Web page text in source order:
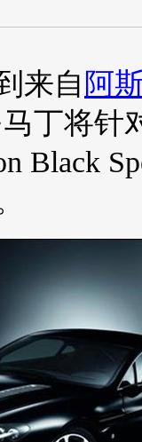
来自 阿
丁将针
Black